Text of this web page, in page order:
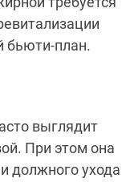
бьюти-план.
выглядит
При этом она
должного ухода